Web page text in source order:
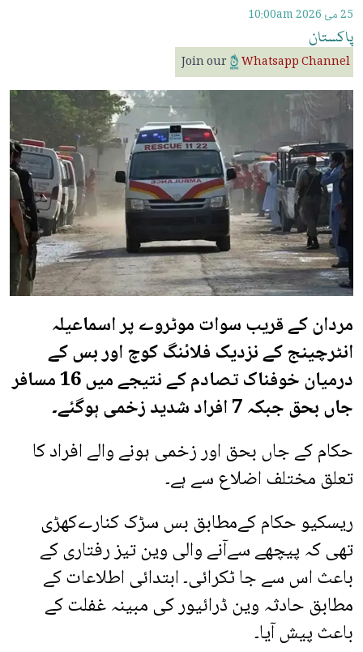
25 مئ 2026 10:00am
پاکستان
Join our Whatsapp Channel
مردان کے قریب سوات موٹروے پر اسماعیلہ
انٹرچینج کے نزدیک فلائنگ کوچ اور بس کے
درمیان خوفناک تصادم کے نتیجے میں 16 مسافر
جاں بحق جبکہ 7 افراد شدید زخمی ہوگئے۔
حکام کے جاں بحق اور زخمی ہونے والے افراد کا
تعلق مختلف اضلاع سے ہے۔
ریسکیو حکام کےمطابق بس سڑک کنارےکھڑی
تھی کہ پیچھے سےآنے والی وین تیز رفتاری کے
باعث اس سے جا ٹکرائی۔ ابتدائی اطلاعات کے
مطابق حادثہ وین ڈرائیور کی مبینہ غفلت کے
باعث پیش آیا۔